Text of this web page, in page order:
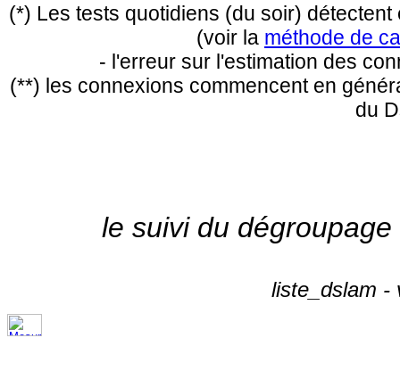
(*) Les tests quotidiens (du soir)
(voir la méthode de
- l'erreur sur l'estimation des
(**) les connexions commencent en
du
le suivi du
liste_dslam -